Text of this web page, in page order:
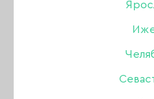
Цвет: Светоотражающий